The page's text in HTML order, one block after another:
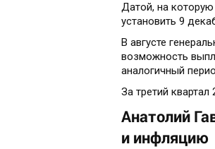
Датой, на
установить 9
В августе
возможность
аналогичный
За третий
Анатолий
и инфляцию